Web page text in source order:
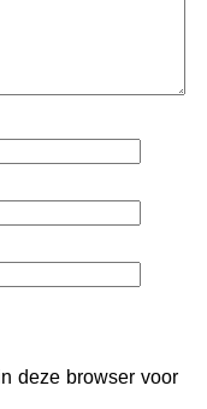
deze browser voor